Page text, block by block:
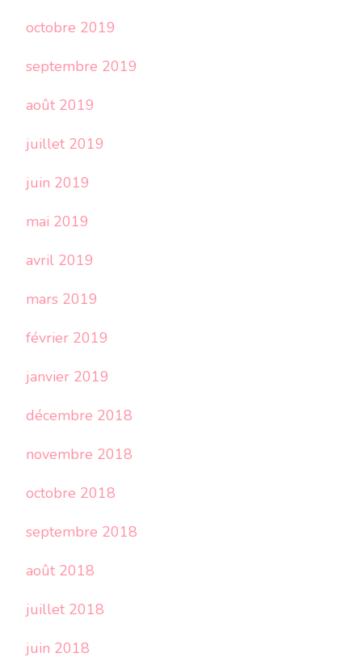
octobre 2019
septembre 2019
août 2019
juillet 2019
juin 2019
mai 2019
avril 2019
mars 2019
février 2019
janvier 2019
décembre 2018
novembre 2018
octobre 2018
septembre 2018
août 2018
juillet 2018
juin 2018